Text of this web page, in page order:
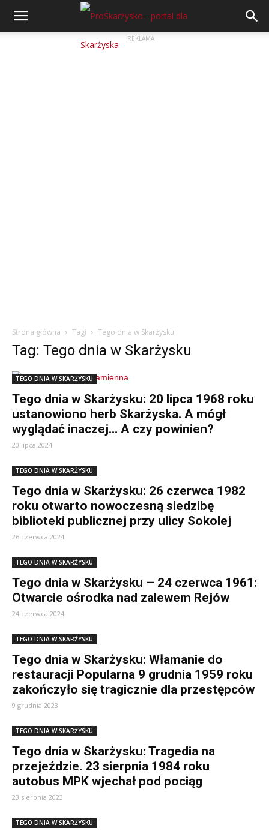
REKLAMA
Strona główna Tagi Tego dnia w Skarżysku
Tag: Tego dnia w Skarżysku
TEGO DNIA W SKARŻYSKU
Tego dnia w Skarżysku: 20 lipca 1968 roku
ustanowiono herb Skarżyska. A mógł
wyglądać inaczej… A czy powinien?
20 lipca 2024
TEGO DNIA W SKARŻYSKU
Tego dnia w Skarżysku: 26 czerwca 1982
roku otwarto nowoczesną siedzibę
biblioteki publicznej przy ulicy Sokolej
26 czerwca 2024
TEGO DNIA W SKARŻYSKU
Tego dnia w Skarżysku – 24 czerwca 1961:
Otwarcie ośrodka nad zalewem Rejów
24 czerwca 2024
TEGO DNIA W SKARŻYSKU
Tego dnia w Skarżysku: Włamanie do
restauracji Popularna 9 grudnia 1959 roku
zakończyło się tragicznie dla przestępców
9 grudnia 2023
TEGO DNIA W SKARŻYSKU
Tego dnia w Skarżysku: Tragedia na
przejeździe. 23 sierpnia 1984 roku
autobus MPK wjechał pod pociąg
23 sierpnia 2023
TEGO DNIA W SKARŻYSKU